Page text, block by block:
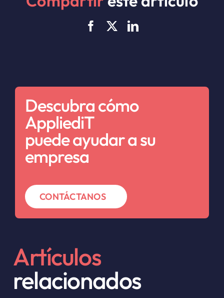
Descubra cómo
AppliediT
puede ayudar a su
empresa
CONTÁCTANOS
Artículos
relacionados